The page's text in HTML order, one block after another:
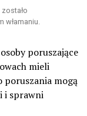
poruszające
mieli
poruszania mogą
i sprawni